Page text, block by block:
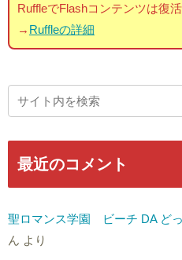
RuffleでFlashコンテンツは復活
→ Ruffleの詳細
最近のコメント
聖ロマンス学園 ビーチ DA ど
ん より